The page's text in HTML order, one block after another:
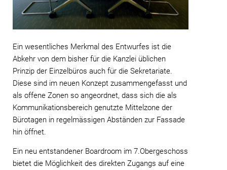
Ein wesentliches Merkmal des Entwurfes ist die
Abkehr von dem bisher für die Kanzlei üblichen
Prinzip der Einzelbüros auch für die Sekretariate.
Diese sind im neuen Konzept zusammengefasst und
als offene Zonen so angeordnet, dass sich die als
Kommunikationsbereich genutzte Mittelzone der
Bürotagen in regelmässigen Abständen zur Fassade
hin öffnet.
Ein neu entstandener Boardroom im 7.Obergeschoss
bietet die Möglichkeit des direkten Zugangs auf eine